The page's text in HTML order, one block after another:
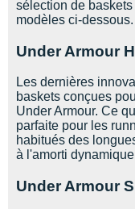
sélection de
modèles ci-dessous.
Under Armour
Les dernières
baskets conçues
Under Armour. Ce
parfaite pour les
habitués des
à l'amorti
Under Armour